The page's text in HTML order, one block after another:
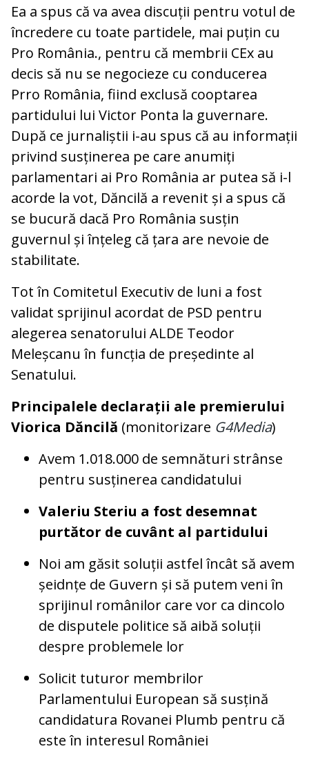
Ea a spus că va avea discuții pentru votul de
încredere cu toate partidele, mai puțin cu
Pro România., pentru că membrii CEx au
decis să nu se negocieze cu conducerea
Prro România, fiind exclusă cooptarea
partidului lui Victor Ponta la guvernare.
După ce jurnaliștii i-au spus că au informații
privind susținerea pe care anumiți
parlamentari ai Pro România ar putea să i-l
acorde la vot, Dăncilă a revenit și a spus că
se bucură dacă Pro România susțin
guvernul și înțeleg că țara are nevoie de
stabilitate.
Tot în Comitetul Executiv de luni a fost
validat sprijinul acordat de PSD pentru
alegerea senatorului ALDE Teodor
Meleșcanu în funcția de președinte al
Senatului.
Principalele declarații ale premierului
Viorica Dăncilă (monitorizare G4Media)
Avem 1.018.000 de semnături strânse
pentru susținerea candidatului
Valeriu Steriu a fost desemnat
purtător de cuvânt al partidului
Noi am găsit soluții astfel încât să avem
șeidnțe de Guvern și să putem veni în
sprijinul românilor care vor ca dincolo
de disputele politice să aibă soluții
despre problemele lor
Solicit tuturor membrilor
Parlamentului European să susțină
candidatura Rovanei Plumb pentru că
este în interesul României